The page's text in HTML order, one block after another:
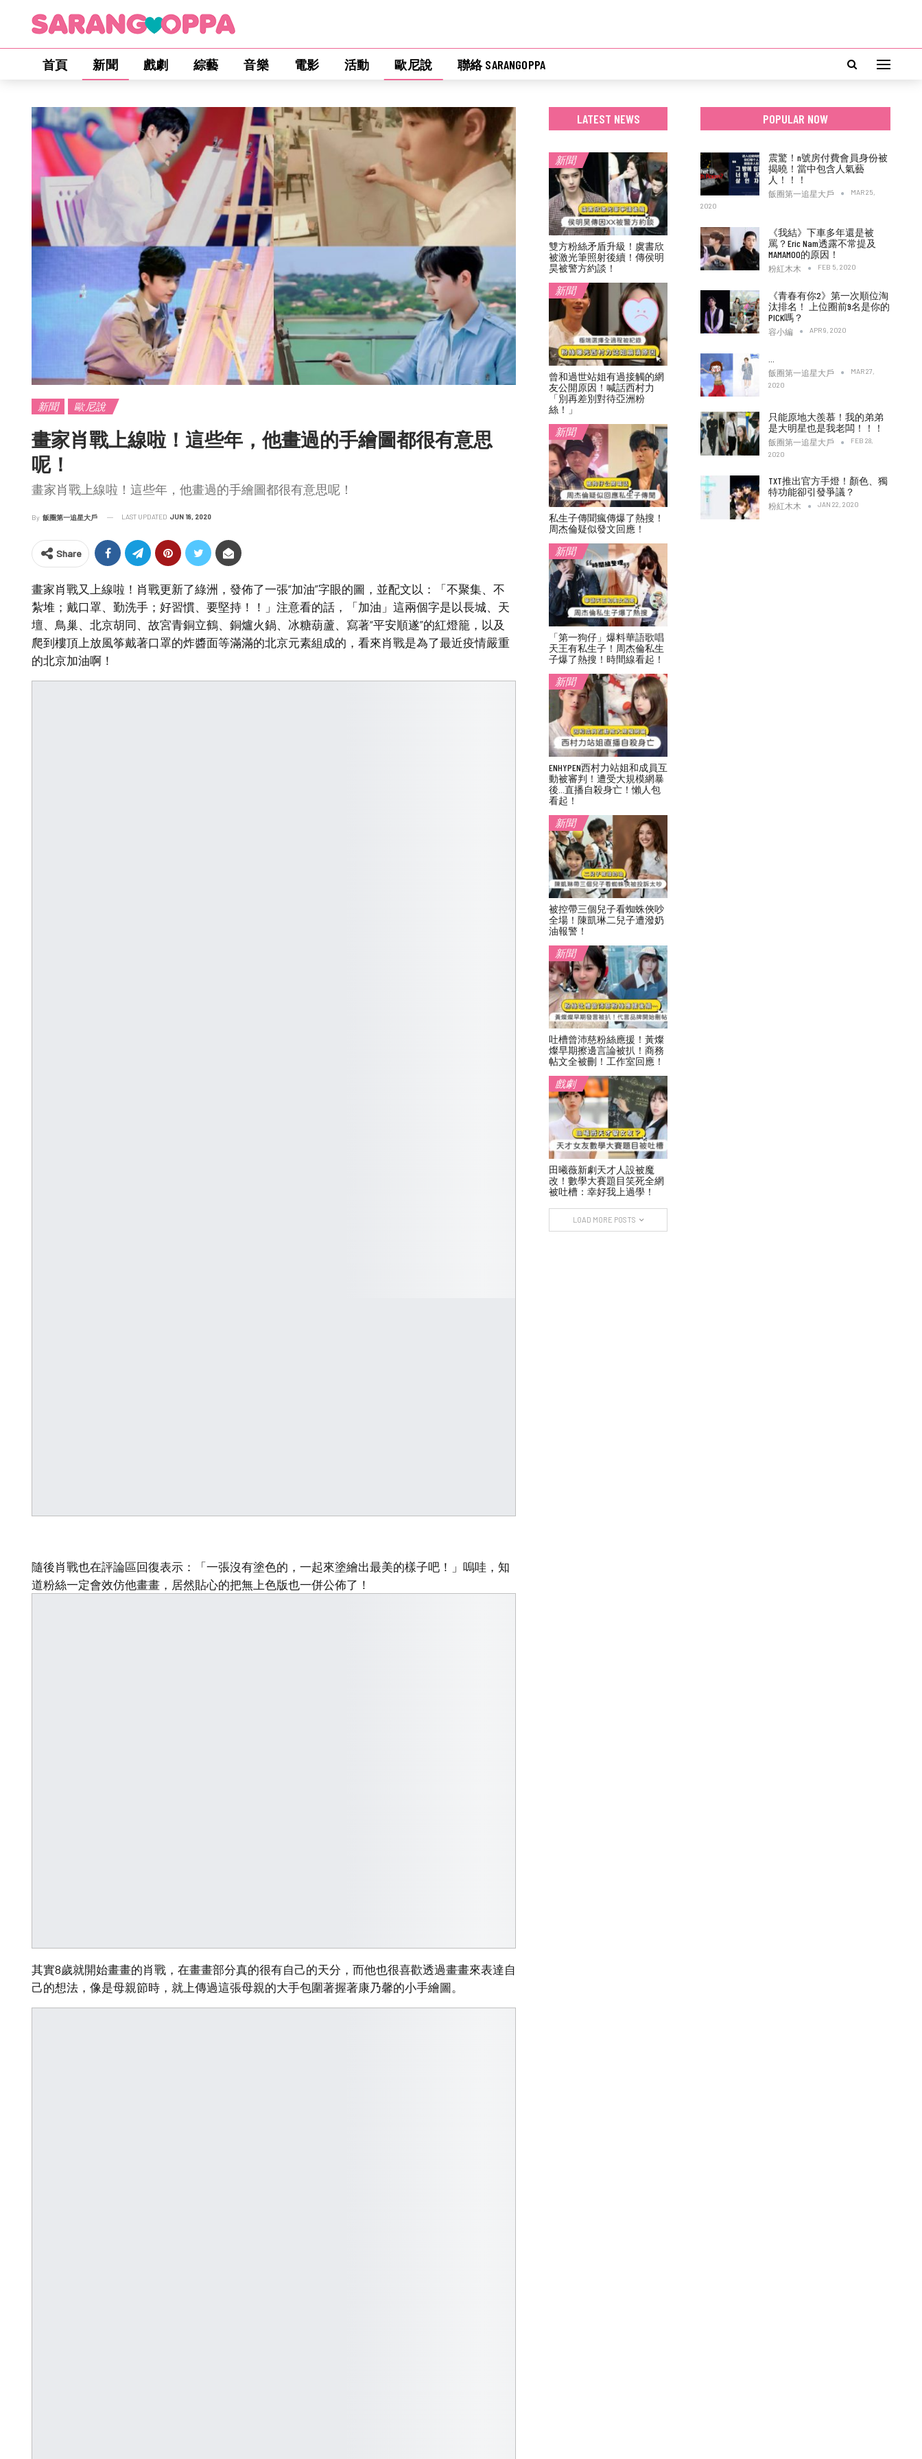
首頁 新聞 戲劇 綜藝 音樂 電影 活動 歐尼說 聯絡 SARANGOPPA
新聞 歐尼說
畫家肖戰上線啦！這些年，他畫過的手繪圖都很有意思
呢！
畫家肖戰上線啦！這些年，他畫過的手繪圖都很有意思呢！
By 飯圈第一追星大戶 LAST UPDATED JUN 18, 2020
Share
畫家肖戰又上線啦！肖戰更新了綠洲，發佈了一張“加油”字眼的圖，並配文以：「不聚集、不
紮堆；戴口罩、勤洗手；好習慣、要堅持！！」注意看的話，「加油」這兩個字是以長城、天
壇、鳥巢、北京胡同、故宮青銅立鶴、銅爐火鍋、冰糖葫蘆、寫著“平安順遂”的紅燈籠，以及
爬到樓頂上放風筝戴著口罩的炸醬面等滿滿的北京元素組成的，看來肖戰是為了最近疫情嚴重
的北京加油啊！
隨後肖戰也在評論區回復表示：「一張沒有塗色的，一起來塗繪出最美的樣子吧！」嗚哇，知
道粉絲一定會效仿他畫畫，居然貼心的把無上色版也一併公佈了！
其實8歲就開始畫畫的肖戰，在畫畫部分真的很有自己的天分，而他也很喜歡透過畫畫來表達自
己的想法，像是母親節時，就上傳過這張母親的大手包圍著握著康乃馨的小手繪圖。
POPULAR NOW
震驚！n號房付費會員身份被
揭曉！當中包含人氣藝
人！！！
飯圈第一追星大戶
MAR 25,
2020
《我結》下車多年還是被
罵？Eric Nam透露不常提及
MAMAMOO的原因！
粉紅木木 FEB 5, 2020
《青春有你2》第一次順位淘
汰排名！ 上位圈前9名是你的
PICK嗎？
容小編 APR 9, 2020
飯圈第一追星大戶
MAR 27,
2020
只能原地大羨慕！我的弟弟
是大明星也是我老闆！！！
飯圈第一追星大戶
FEB 28,
2020
TXT推出官方手燈！顏色、獨
特功能卻引發爭議？
粉紅木木 JAN 22, 2020
LATEST NEWS
新聞
雙方粉絲矛盾升級！虞書欣
被激光筆照射後續！傳侯明
昊被警方約談！
新聞
曾和過世站姐有過接觸的網
友公開原因！喊話西村力
「別再差別對待亞洲粉
絲！」
新聞
私生子傳聞瘋傳爆了熱搜！
周杰倫疑似發文回應！
新聞
「第一狗仔」爆料華語歌唱
天王有私生子！周杰倫私生
子爆了熱搜！時間線看起！
新聞
ENHYPEN西村力站姐和成員互
動被審判！遭受大規模網暴
後…直播自殺身亡！懶人包
看起！
新聞
被控帶三個兒子看蜘蛛俠吵
全場！陳凱琳二兒子遭潑奶
油報警！
新聞
吐槽曾沛慈粉絲應援！黃燦
燦早期擦邊言論被扒！商務
帖文全被刪！工作室回應！
戲劇
田曦薇新劇天才人設被魔
改！數學大賽題目笑死全網
被吐槽：幸好我上過學！
LOAD MORE POSTS